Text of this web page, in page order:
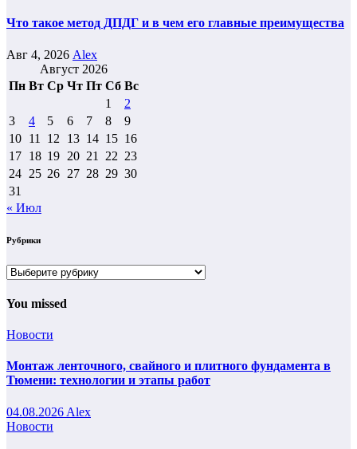
Что такое метод ДПДГ и в чем его главные преимущества
Авг 4, 2026 Alex
Август 2026
Пн Вт Ср Чт Пт Сб Вс
1
2
3
4 5 6 7 8
9
10 11 12 13 14 15 16
17 18 19 20 21 22 23
24 25 26 27 28 29 30
31
« Июл
Рубрики
Рубрики
You missed
Новости
Монтаж ленточного, свайного и плитного фундамента в
Тюмени: технологии и этапы работ
04.08.2026 Alex
Новости